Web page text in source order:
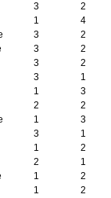
3
2
1
4
3
2
3
2
3
2
3
1
1
3
2
2
1
3
3
1
1
2
2
1
1
2
1
2